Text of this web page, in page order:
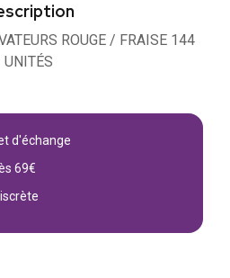
ROUGE / FRAISE 144
UNITÉS
d'échange
69€